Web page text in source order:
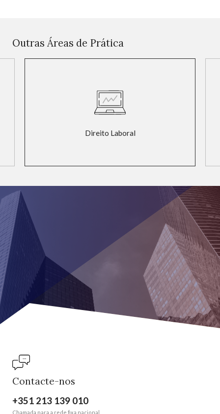
Outras Áreas de Prática
Direito Laboral
Contacte-nos
+351 213 139 010
Chamada para a rede fixa nacional